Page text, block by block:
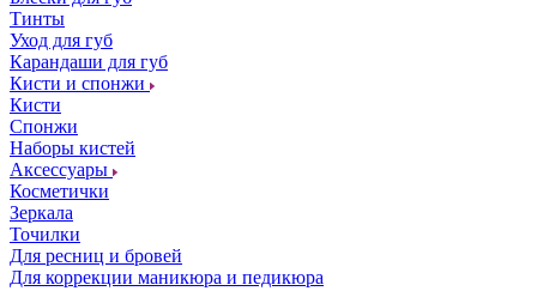
Тинты
Уход для губ
Карандаши для губ
Кисти и спонжи
Кисти
Спонжи
Наборы кистей
Аксессуары
Косметички
Зеркала
Точилки
Для ресниц и бровей
Для коррекции маникюра и педикюра